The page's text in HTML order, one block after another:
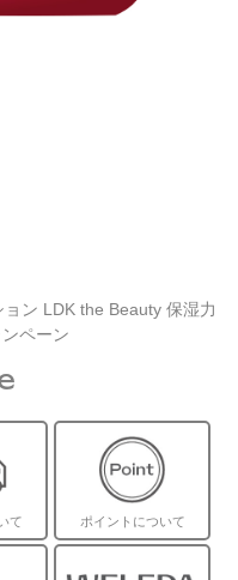
ン LDK the Beauty 保湿力
ペーン
て ポイントについて